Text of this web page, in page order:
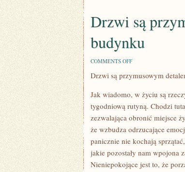
Drzwi są
budynku
COMMENTS OFFON
SĄ
PRZYMUSOWYM
KAŻDEGO
BUDYNKU
Drzwi są przymusowym
Jak wiadomo, w życiu są
tygodniową rutyną. Chodzi
zezwalająca obronić miejsce
że wzbudza odrzucające
panicznie nie kochają
jakie pozostały nam wpojona
Nieniepokojące jest to, że